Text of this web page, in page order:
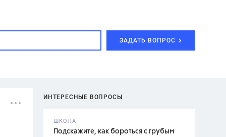
ЗАДАТЬ ВОПРОС
ИНТЕРЕСНЫЕ ВОПРОСЫ
ШКОЛА
Подскажите, как бороться с грубым